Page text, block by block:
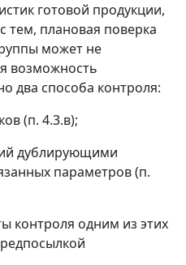
готовой продукции,
тем, плановая поверка
может не
возможность
два способа контроля:
(п. 4.3.в);
дублирующими
параметров (п.
контроля одним из этих